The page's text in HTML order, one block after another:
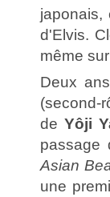
d'Elvis.
même
Deux
(second-
deYôji
passage
Asian
une